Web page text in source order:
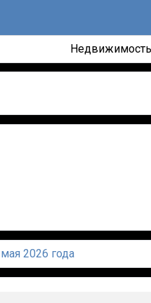
Недвижимость
2026 года